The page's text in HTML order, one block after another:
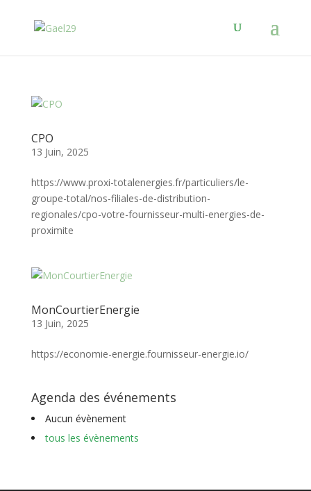
CPO
13 Juin, 2025
https://www.proxi-totalenergies.fr/particuliers/le-
groupe-total/nos-filiales-de-distribution-
regionales/cpo-votre-fournisseur-multi-energies-de-
proximite
MonCourtierEnergie
13 Juin, 2025
https://economie-energie.fournisseur-energie.io/
Agenda des événements
Aucun évènement
tous les évènements